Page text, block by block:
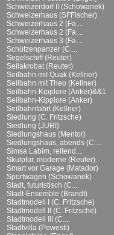
Schweizerdorf II (Schowanek)
Schweizerhaus (SFFischer)
Schweizerhaus 2 (Fa....
Schweizerhaus 2 (Fa....
Schweizerhaus 3 (Fa....
Schützenpanzer (C....
Segelschiff (Reuter)
Seilakrobat (Reuter)
Seilbahn mit Quak (Kellner)
Seilbahn mit Theo (Kellner)
Seilbahn-Kipplore (Anker)&&1
Seilbahn-Kipplore (Anker)
Seilbahnfahrt (Kellner)
Siedlung (C. Fritzsche)
Siedlung (JURI)
Siedlungshaus (Mentor)
Siedlungshaus, abends (C....
Simsa Labim, reitend...
Skulptur, moderne (Reuter)
Smart vor Garage (Matador)
Sportwagen (Schowanek)
Stadt, futuristisch (C....
Stadt-Ensemble (Brandt)
Stadtmodell I (C. Fritzsche)
Stadtmodell II (C. Fritzsche)
Stadtmodell III (C....
Stadtvilla (Pewesti)